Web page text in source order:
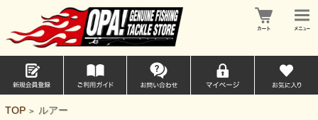
TOP > ルアー